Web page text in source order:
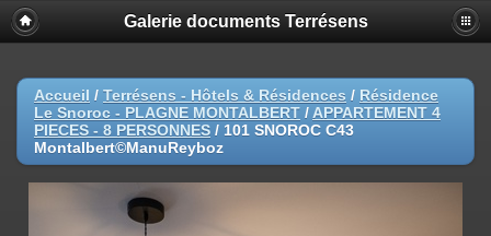
Galerie documents Terrésens
Accueil / Terrésens - Hôtels & Résidences / Résidence
Le Snoroc - PLAGNE MONTALBERT / APPARTEMENT 4
PIECES - 8 PERSONNES / 101 SNOROC C43
Montalbert©ManuReyboz